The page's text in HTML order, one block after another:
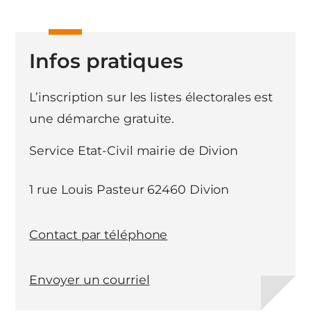
Infos pratiques
L’inscription sur les listes électorales est
une démarche gratuite.
Service Etat-Civil mairie de Divion
1 rue Louis Pasteur 62460 Divion
Contact par téléphone
Envoyer un courriel